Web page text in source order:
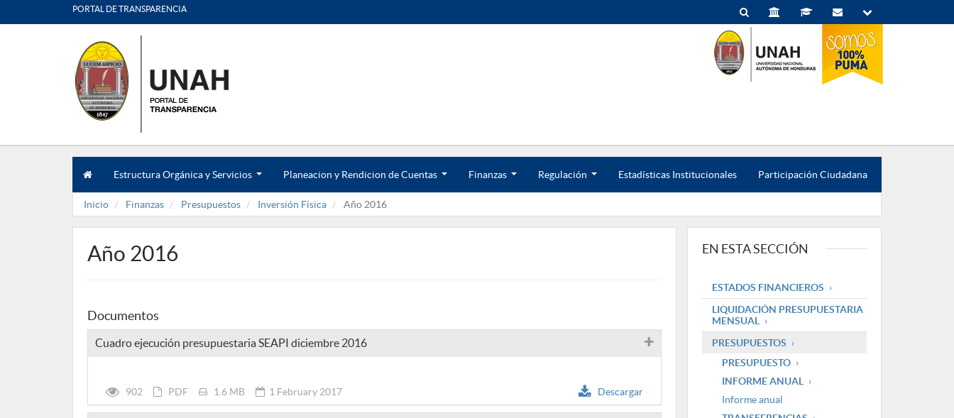
PORTAL DE TRANSPARENCIA
Estructura Orgánica y Servicios
.
.
Planeacion y Rendicion de Cuentas
.
Finanzas
.
Regulación
.
Estadísticas Institucionales Participación Ciudadana
Inicio Finanzas Presupuestos Inversión Física Año 2016
Año 2016
Documentos
Cuadro ejecución presupuestaria SEAPI diciembre 2016
902 PDF 1.6 MB 1 February 2017 Descargar
EN ESTA SECCIÓN
ESTADOS FINANCIEROS
LIQUIDACIÓN PRESUPUESTARIA
MENSUAL
PRESUPUESTOS
PRESUPUESTO
INFORME ANUAL
Informe anual